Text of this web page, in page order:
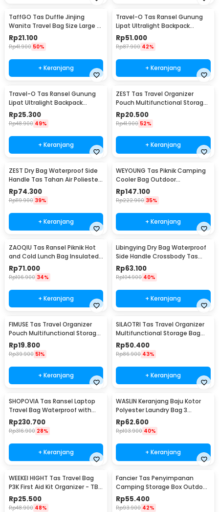
TaffGO Tas Duffle Jinjing
Wanita Travel Bag Size Large -
X78
Rp21.100
Rp41.900 50%
+ Keranjang
Travel-O Tas Ransel Gunung
Lipat Ultralight Backpack
Waterproof - LC19
Rp51.000
Rp87.900 42%
+ Keranjang
Travel-O Tas Ransel Gunung
Lipat Ultralight Backpack
Waterproof - LC21
Rp25.300
Rp48.900 49%
+ Keranjang
ZEST Tas Travel Organizer
Pouch Multifunctional Storage
Electronic Bag - BM012N1019
Rp20.500
Rp41.900 52%
+ Keranjang
ZEST Dry Bag Waterproof Side
Handle Tas Tahan Air Poliester
PVC Nilon 10L - OB109
Rp74.300
Rp119.900 39%
+ Keranjang
WEYOUNG Tas Piknik Camping
Cooler Bag Outdoor
Waterproof 33L - H42
Rp147.100
Rp222.900 35%
+ Keranjang
ZAOQIU Tas Ransel Piknik Hot
and Cold Lunch Bag Insulated
Backpack - YY29
Rp71.000
Rp106.900 34%
+ Keranjang
Libingying Dry Bag Waterproof
Side Handle Crossbody Tas
Tahan Air PVC 10L - DB51
Rp63.100
Rp104.900 40%
+ Keranjang
FIMUSE Tas Travel Organizer
Pouch Multifunctional Storage
Bag - F15
Rp19.800
Rp39.900 51%
+ Keranjang
SILAOTRI Tas Travel Organizer
Multifunctional Storage Bag
Waterproof - SLR24
Rp50.400
Rp86.900 43%
+ Keranjang
SHOPOVIA Tas Ransel Laptop
Travel Bag Waterproof with
USB Port 35L - KC14
Rp230.700
Rp316.900 28%
+ Keranjang
WASLIN Keranjang Baju Kotor
Polyester Laundry Bag 3
Sections - WS30
Rp62.600
Rp103.900 40%
+ Keranjang
WEEKEI HIGHT Tas Travel Bag
P3K First Aid Kit Organizer - TB-
0621
Rp25.500
Rp48.900 48%
Fancier Tas Penyimpanan
Camping Storage Box Outdoor
Travel Waterproof - FC-19
Rp55.400
Rp93.900 42%